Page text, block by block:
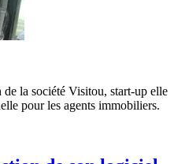
la société Visitou, start-up elle
pour les agents immobiliers.